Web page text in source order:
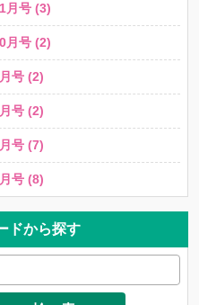
月号 (3)
月号 (2)
号 (2)
号 (2)
号 (7)
号 (8)
ドから探す